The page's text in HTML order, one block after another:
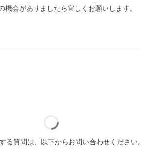
会がありましたら宜しくお願いします。
る質問は、以下からお問い合わせください。